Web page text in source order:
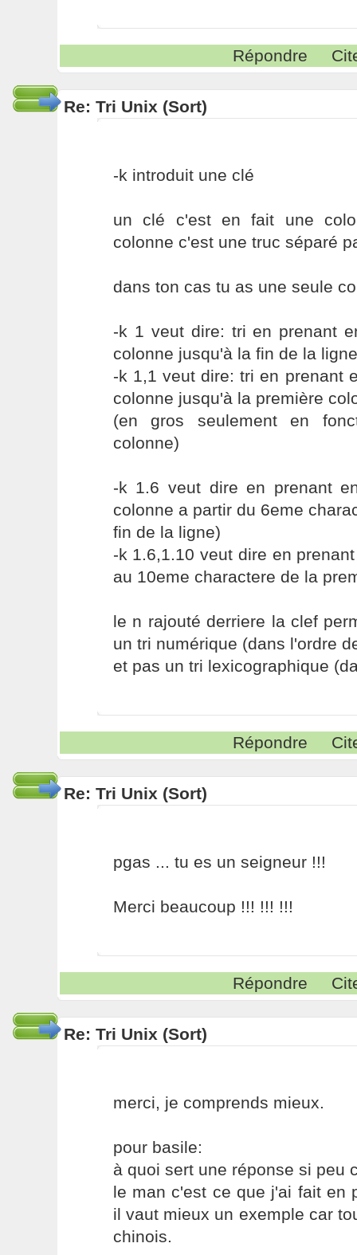
Répondre
Re: Tri Unix (Sort)
-k introduit une clé
un clé c'est en fait une
colonne c'est une truc séparé
dans ton cas tu as une seule
-k 1 veut dire: tri en prenant
colonne jusqu'à la fin de la ligne
-k 1,1 veut dire: tri en prenant
colonne jusqu'à la première
(en gros seulement en
colonne)
-k 1.6 veut dire en prenant
colonne a partir du 6eme
fin de la ligne)
-k 1.6,1.10 veut dire en
au 10eme charactere de la
le n rajouté derriere la clef
un tri numérique (dans l'ordre
et pas un tri lexicographique
Répondre
Re: Tri Unix (Sort)
pgas ... tu es un seigneur !!!
Merci beaucoup !!! !!! !!!
Répondre
Re: Tri Unix (Sort)
merci, je comprends mieux.
pour basile:
à quoi sert une réponse si peu
le man c'est ce que j'ai fait en
il vaut mieux un exemple car
chinois.